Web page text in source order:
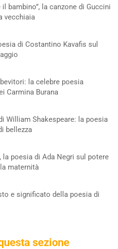
il bambino”, la canzone di Guccini
vecchiaia
di Costantino Kavafis sul
la celebre poesia
Carmina Burana
William Shakespeare: la poesia
bellezza
la poesia di Ada Negri sul potere
maternità
e significato della poesia di
sezione